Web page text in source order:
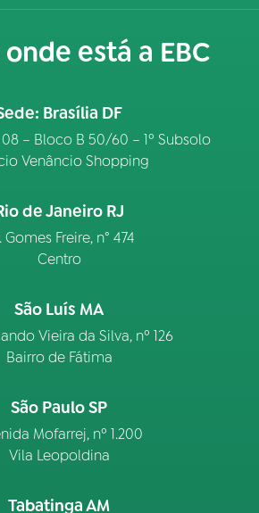
está a EBC
Brasília DF
– Bloco B 50/60 – 1º Subsolo
Venâncio Shopping
de Janeiro RJ
Gomes Freire, n° 474
Centro
São Luís MA
Vieira da Silva, nº 126
Bairro de Fátima
São Paulo SP
Mofarrej, nº 1.200
Vila Leopoldina
Tabatinga AM